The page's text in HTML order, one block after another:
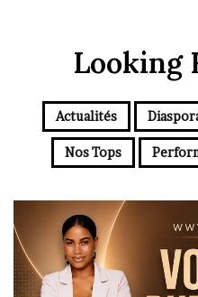
Looking
Actualités
Nos Tops